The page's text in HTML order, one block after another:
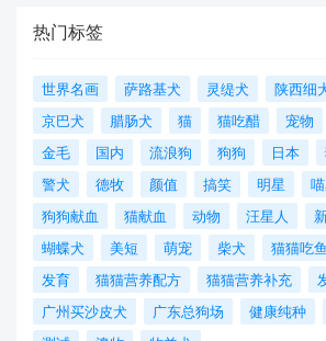
热门标签
世界名画 萨路基犬 灵缇犬 陕西细
京巴犬
腊肠犬 猫 猫吃醋 宠物
金毛
国内 流浪狗 狗狗 日本
警犬
德牧 颜值 搞笑 明星
狗狗献血
猫献血 动物 汪星人
蝴蝶犬
美短 萌宠 柴犬 猫猫吃鱼
发育
猫猫营养配方 猫猫营养补充
广州买沙皮犬
广东总狗场 健康纯种